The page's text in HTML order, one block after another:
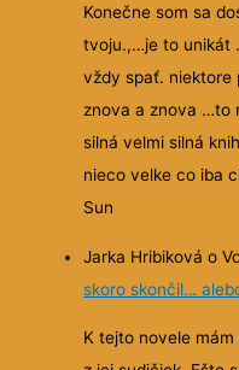
Konečne som sa
tvoju.,…je to unikát
vždy spať. niektore
znova a znova …to
silná velmi silná
nieco velke co iba
Sun
Jarka Hribiková o
skoro skončil…
K tejto novele